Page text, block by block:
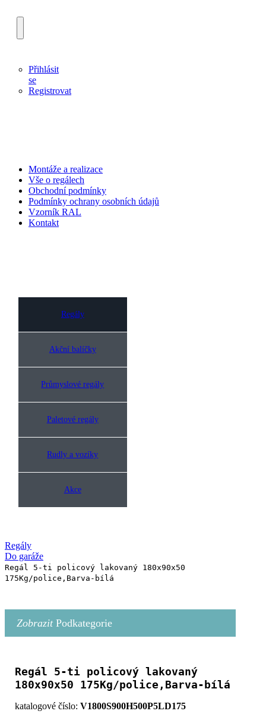
Přihlásit
se
Registrovat
Montáže a realizace
Vše o regálech
Obchodní podmínky
Podmínky ochrany osobních údajů
Vzorník RAL
Kontakt
Regály
Akční balíčky
Průmyslové regály
Paletové regály
Rudly a vozíky
Akce
Regály
Do garáže
Regál 5-ti policový lakovaný 180x90x50
175Kg/police,Barva-bílá
Zobrazit Podkategorie
Regál 5-ti policový lakovaný
180x90x50 175Kg/police,Barva-bílá
katalogové číslo:V1800S900H500P5LD175